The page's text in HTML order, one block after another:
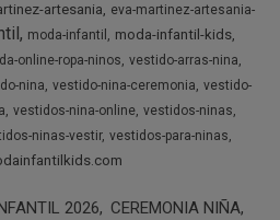
artesania
eva-martinez-artesania-
moda-infantil
moda-infantil-kids
online-ropa-ninos vestido-arras-nina
nina vestido-nina-ceremonia vestido-
vestidos-nina-online vestidos-ninas
ninas-vestir vestidos-para-ninas
2026
CEREMONIA NIÑA